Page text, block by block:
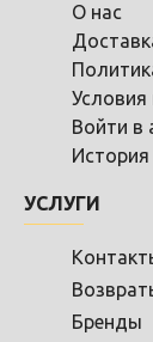
О нас
Условия
Войти в
История
УСЛУГИ
Бренды